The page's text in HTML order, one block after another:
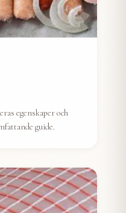
egenskaper och
guide.